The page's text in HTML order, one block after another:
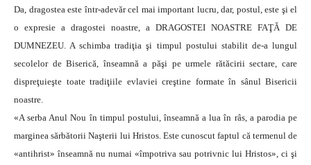
Da, dragostea este într-adevăr cel mai important lucru, dar, postul, este şi el
o expresie a dragostei noastre, a DRAGOSTEI NOASTRE FAŢĂ DE
DUMNEZEU. A schimba tradiţia şi timpul postului stabilit de-a lungul
secolelor de Biserică, înseamnă a păşi pe urmele rătăcirii sectare, care
dispreţuieşte toate tradiţiile evlaviei creştine formate în sânul Bisericii
noastre.
«A serba Anul Nou în timpul postului, înseamnă a lua în râs, a parodia pe
marginea sărbătorii Naşterii lui Hristos. Este cunoscut faptul că termenul de
«antihrist» înseamnă nu numai «împotriva sau potrivnic lui Hristos», ci şi